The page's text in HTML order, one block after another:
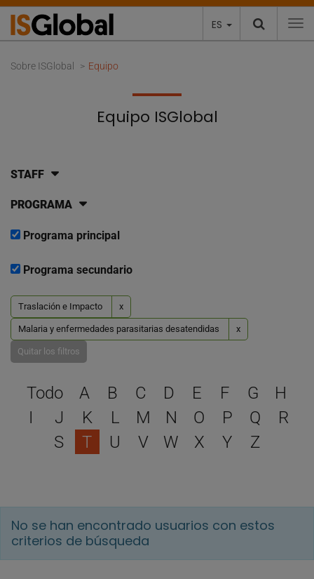
ES
Sobre ISGlobal Equipo
Equipo ISGlobal
STAFF
PROGRAMA
Programa principal
Programa secundario
Traslación e Impacto x
Malaria y enfermedades parasitarias desatendidas x
Quitar los filtros
Selecciona una letra
Todo A B C D E F G
H
I
J K L M N O P Q
R
S
T U V W X Y Z
No se han encontrado usuarios con estos
criterios de búsqueda